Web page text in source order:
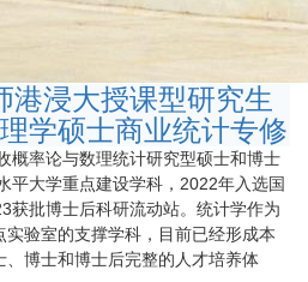
港浸大授课型研究生
学硕士商业统计专修
概率论与数理统计研究型硕士和博士
平大学重点建设学科，2022年入选国
获批博士后科研流动站。统计学作为
验室的支撑学科，目前已经形成本
博士和博士后完整的人才培养体